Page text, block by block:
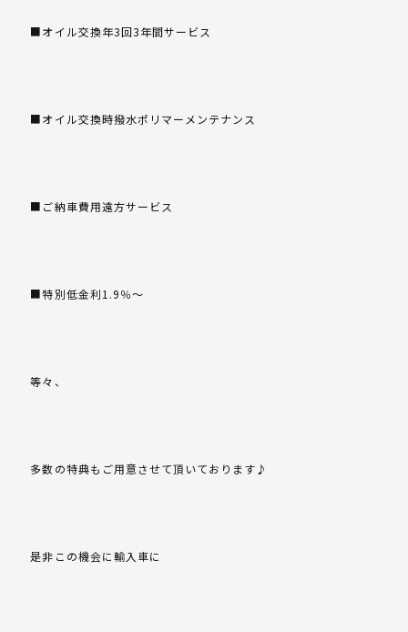
■オイル交換年3回3年間サービス
■オイル交換時撥水ポリマーメンテナンス
■ご納車費用遠方サービス
■特別低金利1.9％～
等々、
多数の特典もご用意させて頂いております♪
是非この機会に輸入車に